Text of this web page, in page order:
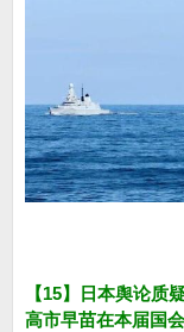
【15】日本舆论质
高市早苗在本届国